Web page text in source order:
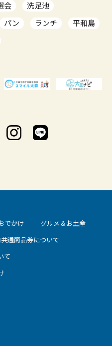
会
洗足池
パン ランチ
平和島
でかけ グルメ＆お土産
通商品券について
て